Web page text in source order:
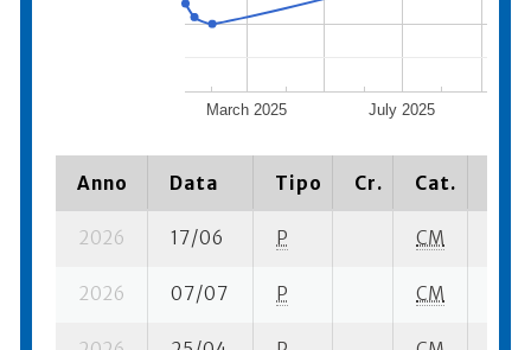
March 2025 July 2025
Anno Data Tipo Cr. Cat.
2026 17/06 P CM
2026 07/07 P CM